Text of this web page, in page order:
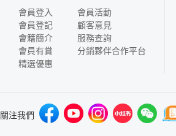
會員登入
會員登記
會籍簡介
會員有賞
精選優惠
會員活動
顧客意見
服務查詢
分銷夥伴合作平台
關注我們